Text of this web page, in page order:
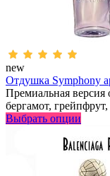
new
Отдушка Symphony
Премиальная версия
бергамот,
Выбрать опции